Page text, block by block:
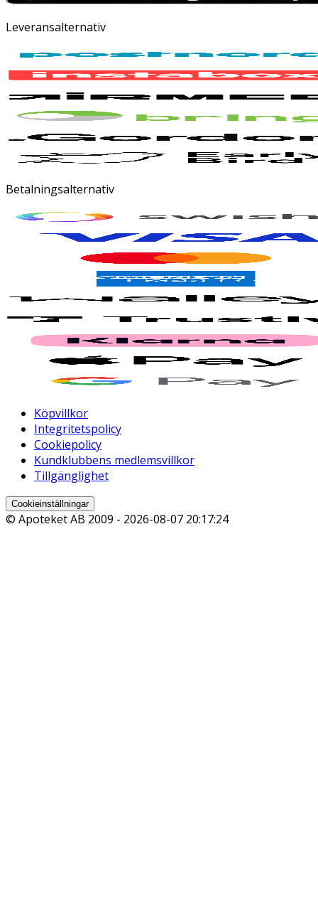
Leveransalternativ
Betalningsalternativ
Köpvillkor
Integritetspolicy
Cookiepolicy
Kundklubbens medlemsvillkor
Tillgänglighet
Cookieinställningar
© Apoteket AB 2009 - 2026-08-07 20:17:24